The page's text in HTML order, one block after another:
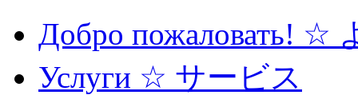
Добро пожаловать! ☆
Услуги ☆ サービス